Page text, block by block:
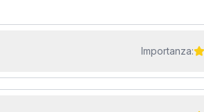
Importanza: